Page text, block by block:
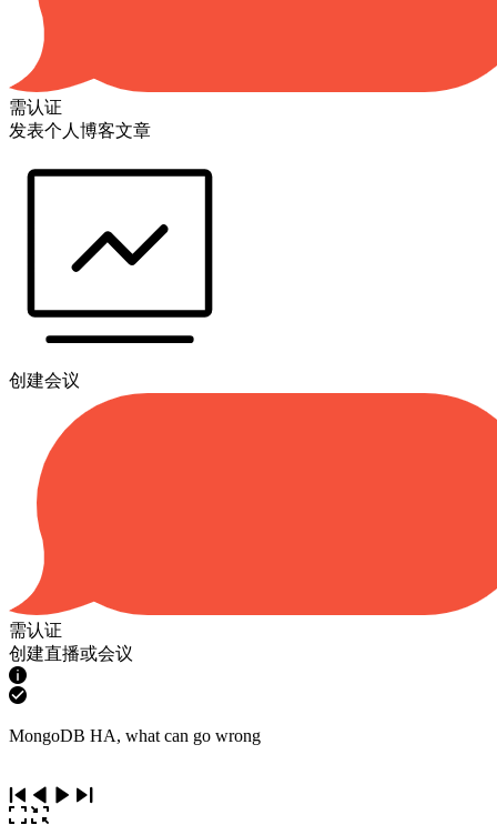
需认证
发表个人博客文章
创建会议
需认证
创建直播或会议
MongoDB HA, what can go wrong